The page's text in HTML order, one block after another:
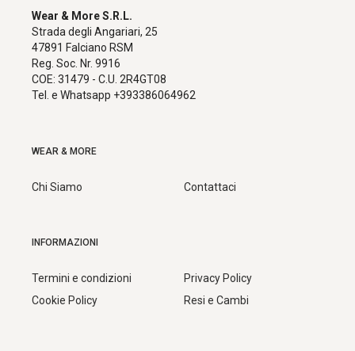
Wear & More S.R.L.
Strada degli Angariari, 25
47891 Falciano RSM
Reg. Soc. Nr. 9916
COE: 31479 - C.U. 2R4GT08
Tel. e Whatsapp +393386064962
WEAR & MORE
Chi Siamo Contattaci
INFORMAZIONI
Termini e condizioni
Cookie Policy
Privacy Policy
Resi e Cambi